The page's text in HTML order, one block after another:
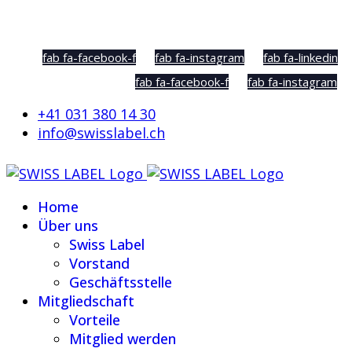
fab fa-facebook-f fab fa-instagram
fab fa-linkedin
fab fa-facebook-f
fab fa-instagram
+41 031 380 14 30
info@swisslabel.ch
Home
Über uns
Swiss Label
Vorstand
Geschäftsstelle
Mitgliedschaft
Vorteile
Mitglied werden